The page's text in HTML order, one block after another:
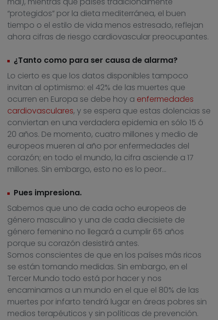
“protegidos” por la dieta mediterránea, el buen
tiempo o el estilo de vida menos estresado, reflejan
ahora cifras de riesgo cardiovascular preocupantes.
¿Tanto como para ser causa de alarma?
Lo cierto es que los datos disponibles tampoco
invitan al optimismo: el 42% de las muertes que
ocurren en Europa se debe hoy a enfermedades
cardiovasculares, y se espera que estas dolencias se
conviertan en una verdadera epidemia en sólo 15 ó
20 años. De momento, cuatro millones y medio de
europeos mueren al año por enfermedades del
corazón; en todo el mundo, la cifra asciende a 17
millones. Sin embargo, esto no es lo peor…
Pues impresiona.
Sabemos que uno de cada ocho europeos de
género masculino y una de cada diecisiete de
género femenino no llegará a cumplir 65 años
porque su corazón desistirá antes.
Somos conscientes de que en los países más ricos
se están tomando medidas. Sin embargo, en el
Tercer Mundo todo está por hacer y nos
encaminamos a un mundo en el que el 80% de las
muertes por infarto tendrá lugar en áreas pobres sin
medios terapéuticos y sin políticas de prevención.